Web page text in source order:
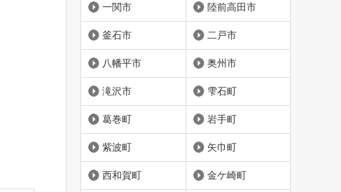
一関市 陸前高田市
釜石市 二戸市
八幡平市 奥州市
滝沢市 雫石町
葛巻町 岩手町
紫波町 矢巾町
西和賀町 金ケ崎町